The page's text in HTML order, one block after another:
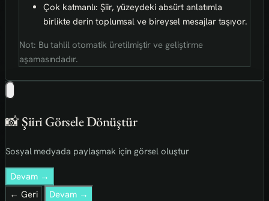
Çok katmanlı: Şiir, yüzeydeki absürt anlatımla
birlikte derin toplumsal ve bireysel mesajlar taşıyor.
Not: Bu tahlil otomatik üretilmiştir ve geliştirme
aşamasındadır.
📸 Şiiri Görsele Dönüştür
Sosyal medyada paylaşmak için görsel oluştur
Devam →
← Geri
Devam →